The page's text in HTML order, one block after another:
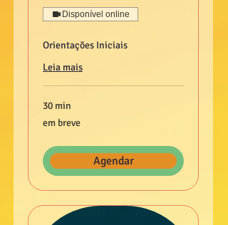
Disponível online
Orientações Iniciais
Leia mais
30 min
breve
em breve
Agendar